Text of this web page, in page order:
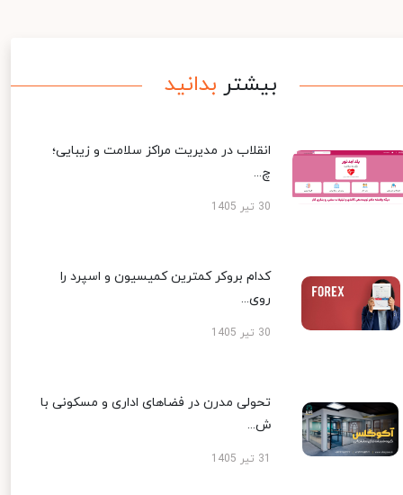
بیشتر بدانید
انقلاب در مدیریت مراکز سلامت و زیبایی؛
چ...
30 تیر 1405
کدام بروکر کمترین کمیسیون و اسپرد را
روی...
30 تیر 1405
تحولی مدرن در فضاهای اداری و مسکونی با
ش...